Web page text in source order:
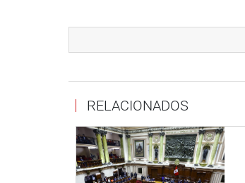
PRENSA-CONGRESO 10-10-2018
Puede encontrar más
RELACIONADOS